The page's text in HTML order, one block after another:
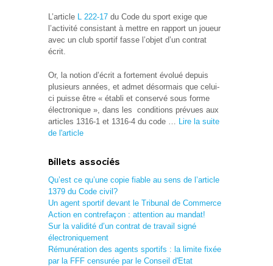
L’article L 222-17 du Code du sport exige que
l’activité consistant à mettre en rapport un joueur
avec un club sportif fasse l’objet d’un contrat
écrit.
Or, la notion d’écrit a fortement évolué depuis
plusieurs années, et admet désormais que celui-
ci puisse être « établi et conservé sous forme
électronique », dans les conditions prévues aux
articles 1316-1 et 1316-4 du code … Lire la suite
de l'article
Billets associés
Qu’est ce qu’une copie fiable au sens de l’article
1379 du Code civil?
Un agent sportif devant le Tribunal de Commerce
Action en contrefaçon : attention au mandat!
Sur la validité d’un contrat de travail signé
électroniquement
Rémunération des agents sportifs : la limite fixée
par la FFF censurée par le Conseil d'Etat